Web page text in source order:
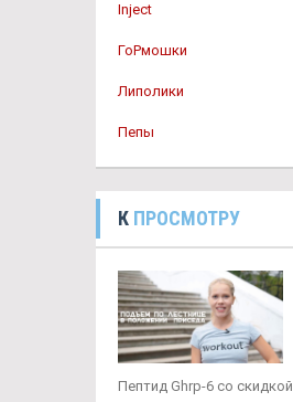
Inject
ГоРмошки
Липолики
Пепы
К ПРОСМОТРУ
Пептид Ghrp-6 со скидкой